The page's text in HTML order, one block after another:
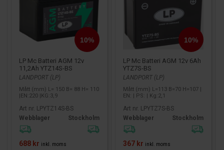
LP Mc Batteri AGM 12v
11,2Ah YTZ14S-BS
LANDPORT (LP)
Mått (mm) L= 150 B= 88 H= 110
|EN:220 |KG:3,9
Art nr. LPYTZ14S-BS
Webblager
Stockholm
688 kr inkl. moms
LP Mc Batteri AGM 12v 6Ah
YTZ7S-BS
LANDPORT (LP)
Mått (mm) L=113 B=70 H=107 |
EN: | PS: | Kg:2,1
Art nr. LPYTZ7S-BS
Webblager
Stockholm
367 kr inkl. moms